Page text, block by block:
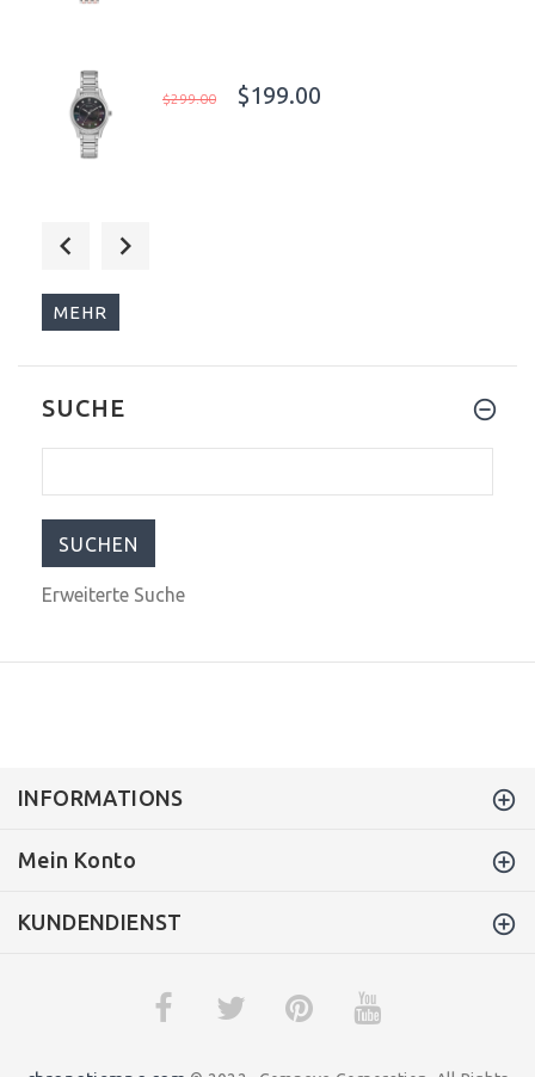
$299.00 $199.00
MEHR
SUCHE
Erweiterte Suche
INFORMATIONS
Mein Konto
KUNDENDIENST